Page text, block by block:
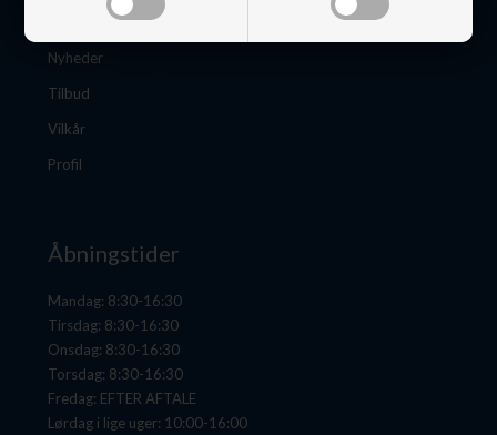
B2B ansøgning
Nyheder
Tilbud
Vilkår
Profil
Åbningstider
Mandag: 8:30-16:30
Tirsdag: 8:30-16:30
Onsdag: 8:30-16:30
Torsdag: 8:30-16:30
Fredag: EFTER AFTALE
Lørdag i lige uger: 10:00-16:00